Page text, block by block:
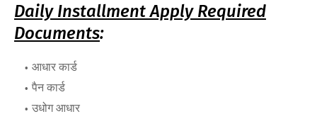
Daily Installment Apply Required
Documents:
आधार कार्ड
पैन कार्ड
उधोग आधार